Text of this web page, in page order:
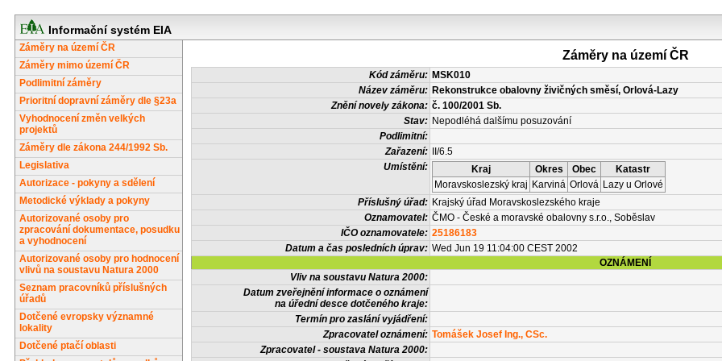
Informační systém EIA
Záměry na území ČR
Záměry mimo území ČR
Podlimitní záměry
Prioritní dopravní záměry dle §23a
Vyhodnocení změn velkých
projektů
Záměry dle zákona 244/1992 Sb.
Legislativa
Autorizace - pokyny a sdělení
Metodické výklady a pokyny
Autorizované osoby pro
zpracování dokumentace, posudku
a vyhodnocení
Autorizované osoby pro hodnocení
vlivů na soustavu Natura 2000
Seznam pracovníků příslušných
úřadů
Dotčené evropsky významné
lokality
Dotčené ptačí oblasti
Záměry na území ČR
Kód záměru: MSK010
Název záměru: Rekonstrukce obalovny živičných směsí, Orlová-Lazy
Znění novely zákona: č. 100/2001 Sb.
Stav: Nepodléhá dalšímu posuzování
Podlimitní:
Zařazení:
II/6.5
Umístění:
Kraj Okres Obec
Katastr
Moravskoslezský kraj Karviná Orlová Lazy u Orlové
Příslušný úřad: Krajský úřad Moravskoslezského kraje
Oznamovatel: ČMO - České a moravské obalovny s.r.o., Soběslav
IČO oznamovatele: 25186183
Datum a čas posledních úprav: Wed Jun 19 11:04:00 CEST 2002
OZNÁMENÍ
Vliv na soustavu Natura 2000:
Datum zveřejnění informace o oznámení
na úřední desce dotčeného kraje:
Termín pro zaslání vyjádření:
Zpracovatel oznámení: Tomášek Josef Ing., CSc.
Zpracovatel - soustava Natura 2000: